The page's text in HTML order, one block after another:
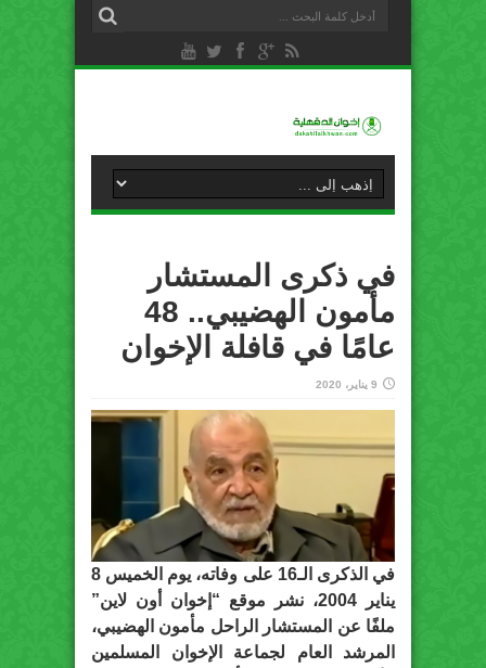
في ذكرى المستشار
مأمون الهضيبي.. 48
عامًا في قافلة الإخوان
9 يناير، 2020
في الذكرى الـ16 على وفاته، يوم الخميس 8
يناير 2004، نشر موقع “إخوان أون لاين”
ملفًا عن المستشار الراحل مأمون الهضيبي،
المرشد العام لجماعة الإخوان المسلمين